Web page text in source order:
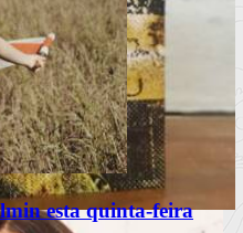
esta quinta-feira